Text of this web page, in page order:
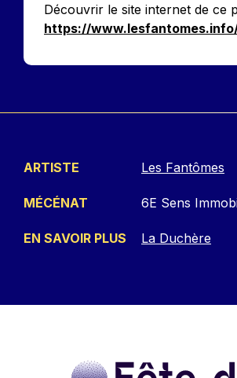
Découvrir le site internet de ce
https://
ARTISTE Les Fantômes
MÉCÉNAT 6E Sens
EN SAVOIR PLUS La Duchère